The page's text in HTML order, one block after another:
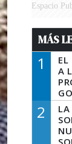
Espacio
MÁS
1
A
LA
2